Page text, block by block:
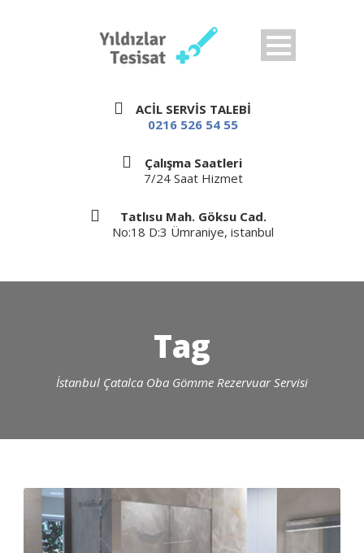
ACİL SERVİS TALEBİ
0216 526 54 55
Çalışma Saatleri
7/24 Saat Hizmet
Tatlısu Mah. Göksu Cad.
No:18 D:3 Ümraniye, istanbul
Tag
İstanbul Çatalca Oba Gömme Rezervuar Servisi